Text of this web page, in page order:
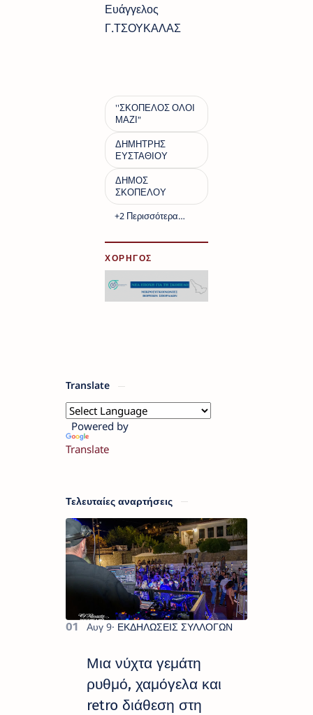
Ευάγγελος
Γ.ΤΣΟΥΚΑΛΑΣ
ΧΟΡΗΓΟΣ
Translate
Powered by
Translate
Τελευταίες αναρτήσεις
Μια νύχτα γεμάτη
ρυθμό, χαμόγελα και
retro διάθεση στη